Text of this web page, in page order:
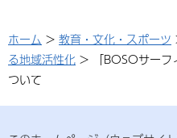
ホーム > 教育・文化・スポーツ
る地域活性化 > 「BOSOサーフ
ついて